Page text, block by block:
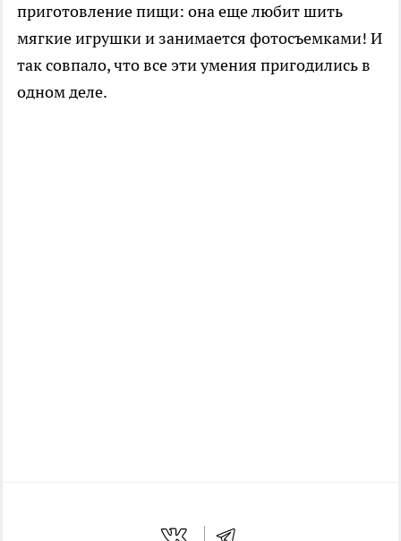
приготовление пищи: она еще любит шить
мягкие игрушки и занимается фотосъемками! И
так совпало, что все эти умения пригодились в
одном деле.